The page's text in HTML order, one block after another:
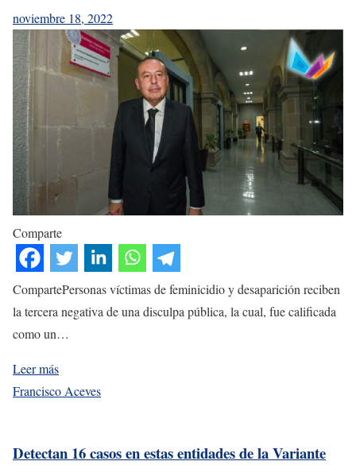
noviembre 18, 2022
Comparte
CompartePersonas víctimas de feminicidio y desaparición reciben
la tercera negativa de una disculpa pública, la cual, fue calificada
como un…
Leer más
Francisco Aceves
Detectan 16 casos en estas entidades de la Variante